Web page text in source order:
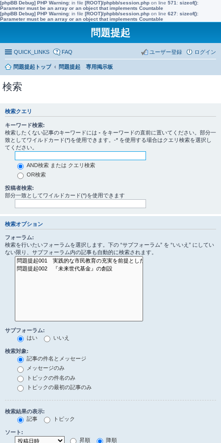
[phpBB Debug] PHP Warning: in file [ROOT]/phpbb/session.php on line 571 : sizeof():
Parameter must be an array or an object that implements Countable
[phpBB Debug] PHP Warning: in file [ROOT]/phpbb/session.php on line 627: sizeof():
Parameter must be an array or an object that implements Countable
問題提起
QUICK_LINKS FAQ ログイン
ユーザー登録
問題提起トップ 問題提起 専用掲示板
検索
検索クエリ
キーワード検索:
検索したくない記事のキーワードには - をキーワードの直前に置いてください。部分一
致としてワイルドカード(*)を使用できます。-* を使用する場合はクエリ検索を選択し
てください。
AND検索 または クエリ検索
OR検索
投稿者検索:
部分一致としてワイルドカード(*)を使用できます
検索オプション
フォーラム:
検索を行いたいフォーラムを選択します。下の “サブフォーラム” を “いいえ” にしてい
ない限り、サブフォーラム内の記事も自動的に検索されます。
サブフォーラム:
はい
いいえ
検索対象:
記事の件名とメッセージ
メッセージのみ
トピックの件名のみ
トピックの最初の記事のみ
検索結果の表示:
記事
トピック
ソート:
昇順
降順